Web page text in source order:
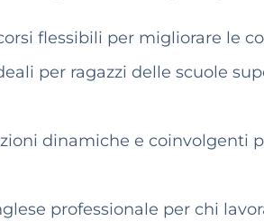
flessibili per migliorare le
per ragazzi delle scuole
dinamiche e coinvolgenti
professionale per chi